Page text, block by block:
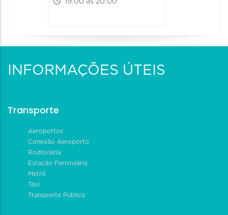
19:00 às 20:00
INFORMAÇÕES ÚTEIS
Transporte
Aeroportos
Conexão Aeroporto
Rodoviária
Estação Ferroviária
Metrô
Táxi
Transporte Público